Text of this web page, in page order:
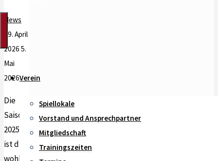
Verein
Spiellokale
Vorstand und Ansprechpartner
Mitgliedschaft
Trainingszeiten
News
19. April
2026 5.
Mai
2026
Die
Saison
2025/2026
ist die
wohl